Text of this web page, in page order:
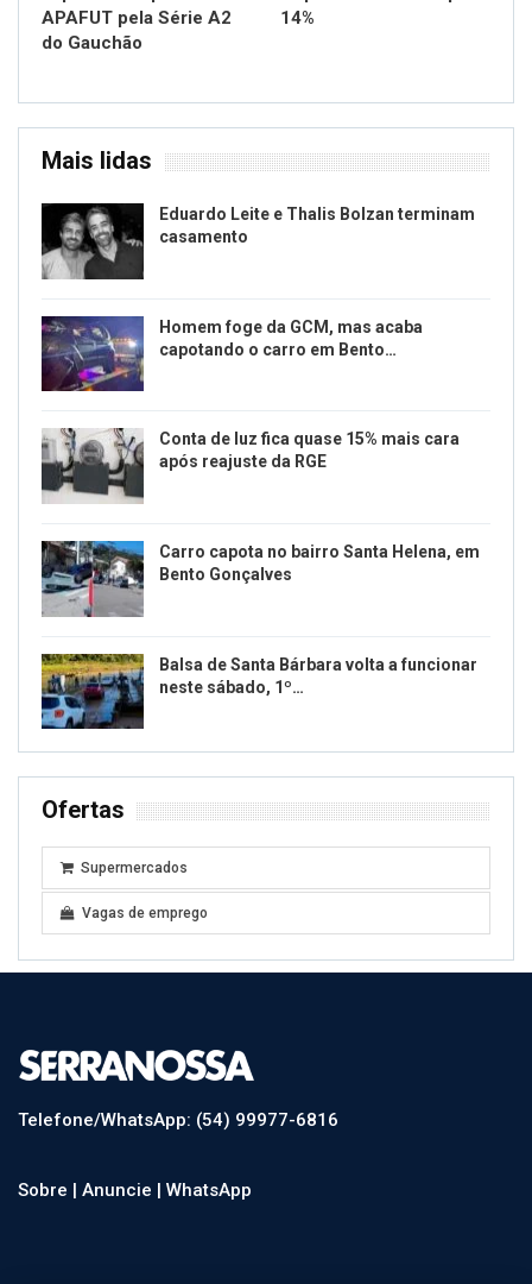
APAFUT pela Série A2
do Gauchão
14%
Mais lidas
Eduardo Leite e Thalis Bolzan terminam
casamento
Homem foge da GCM, mas acaba
capotando o carro em Bento…
Conta de luz fica quase 15% mais cara
após reajuste da RGE
Carro capota no bairro Santa Helena, em
Bento Gonçalves
Balsa de Santa Bárbara volta a funcionar
neste sábado, 1º…
Ofertas
Supermercados
Vagas de emprego
Telefone/WhatsApp: (54) 99977-6816
Sobre | Anuncie | WhatsApp